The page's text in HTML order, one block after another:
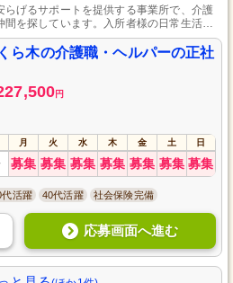
げるサポートを提供する事業所で、介護
を探しています。入所者様の日常生活を
排泄、入浴の介助など幅広い業務を通じ
トします。未経験者歓迎で、育児や介護休
ても柔軟に働ける環境を整えています。
ら木の介護職・ヘルパーの正社
円
月 火 水 木 金 土 日
募集 募集 募集 募集 募集 募集 募集
代活躍 40代活躍 社会保険完備
応募画面へ進む